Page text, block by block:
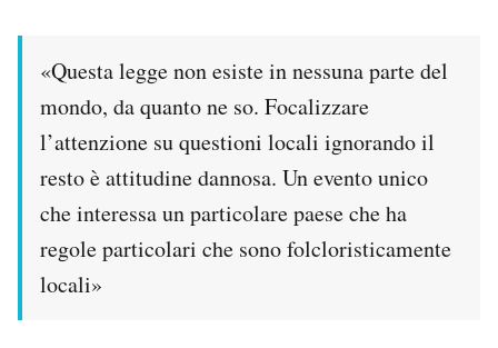
I MIEI PREFERITI
SHOP
CALENDARIO
«Questa legge non esiste in nessuna parte del
mondo, da quanto ne so. Focalizzare
l’attenzione su questioni locali ignorando il
resto è attitudine dannosa. Un evento unico
che interessa un particolare paese che ha
regole particolari che sono folcloristicamente
locali»